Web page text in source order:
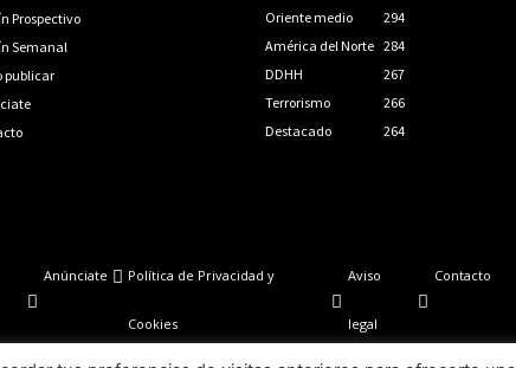
Prospectivo
Semanal
publicar
Oriente medio
294
América del Norte 284
DDHH
267
Terrorismo
266
Destacado
264
Anúnciate Política de Privacidad y
Cookies
Aviso
legal
Contacto
LISA News©. Creative Commons BY-NC-ND.